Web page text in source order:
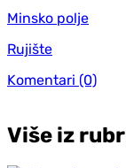
Minsko polje
Rujište
Komentari (0)
Više iz